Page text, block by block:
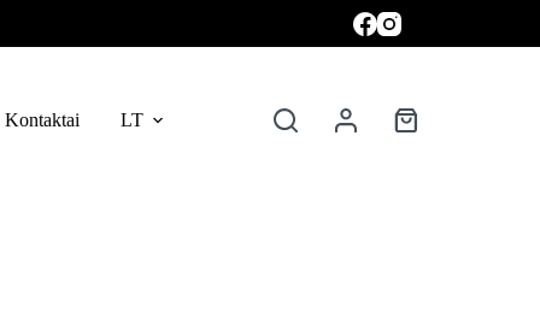
Kontaktai LT Krepšelis